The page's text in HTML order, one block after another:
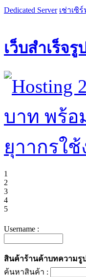
Dedicated Server เช่าเซิร์
เว็บสำเร็จรูป
1
2
3
4
5
Username :
สินค้าร้านค้าบทความรูป
ค้นหาสินค้า :